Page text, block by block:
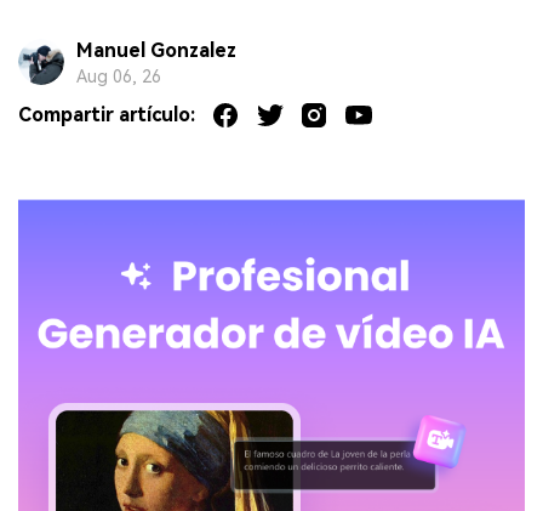
Manuel Gonzalez
Aug 06, 26
Compartir artículo: